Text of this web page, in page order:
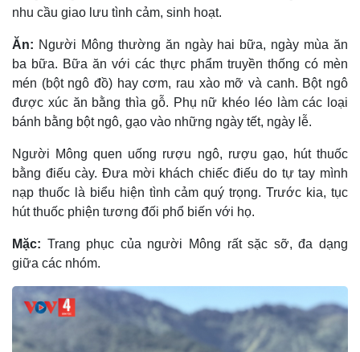
nhu cầu giao lưu tình cảm, sinh hoạt.
Ăn: Người Mông thường ăn ngày hai bữa, ngày mùa ăn
ba bữa. Bữa ăn với các thực phẩm truyền thống có mèn
mén (bột ngô đồ) hay cơm, rau xào mỡ và canh. Bột ngô
được xúc ăn bằng thìa gỗ. Phụ nữ khéo léo làm các loại
bánh bằng bột ngô, gạo vào những ngày tết, ngày lễ.
Người Mông quen uống rượu ngô, rượu gạo, hút thuốc
bằng điếu cày. Ðưa mời khách chiếc điếu do tự tay mình
nạp thuốc là biểu hiện tình cảm quý trọng. Trước kia, tục
hút thuốc phiện tương đối phổ biến với họ.
Mặc: Trang phục của người Mông rất sặc sỡ, đa dạng
giữa các nhóm.